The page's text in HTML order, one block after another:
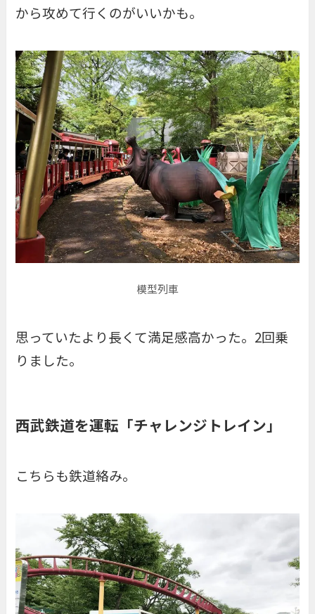
から攻めて行くのがいいかも。
模型列車
思っていたより長くて満足感高かった。2回乗
りました。
西武鉄道を運転「チャレンジトレイン」
こちらも鉄道絡み。